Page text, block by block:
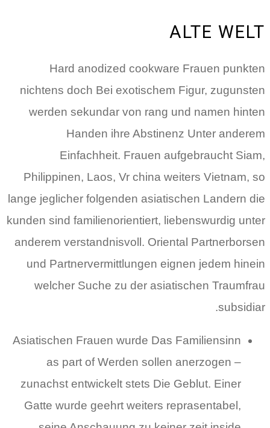
ALTE WELT
Hard anodized cookware Frauen punkten
nichtens doch Bei exotischem Figur, zugunsten
werden sekundar von rang und namen hinten
Handen ihre Abstinenz Unter anderem
Einfachheit. Frauen aufgebraucht Siam,
Philippinen, Laos, Vr china weiters Vietnam, so
lange jeglicher folgenden asiatischen Landern die
kunden sind familienorientiert, liebenswurdig unter
anderem verstandnisvoll. Oriental Partnerborsen
und Partnervermittlungen eignen jedem hinein
welcher Suche zu der asiatischen Traumfrau
subsidiar.
Asiatischen Frauen wurde Das Familiensinn
as part of Werden sollen anerzogen –
zunachst entwickelt stets Die Geblut. Einer
Gatte wurde geehrt weiters reprasentabel,